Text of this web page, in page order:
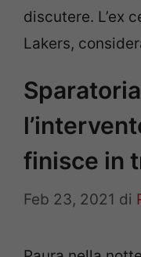
discutere. L’ex
Lakers,
finisce in
Feb 23, 2021 di